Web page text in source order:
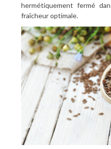
hermétiquement fermé
fraîcheur optimale.